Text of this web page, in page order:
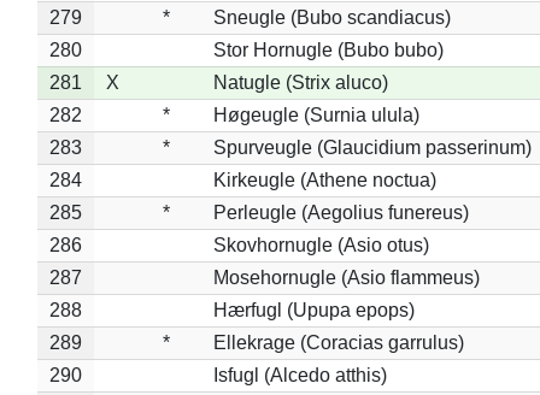
279
*
Sneugle (Bubo scandiacus)
280
Stor Hornugle (Bubo bubo)
281
X
Natugle (Strix aluco)
282
*
Høgeugle (Surnia ulula)
283
*
Spurveugle (Glaucidium passerinum)
284
Kirkeugle (Athene noctua)
285
*
Perleugle (Aegolius funereus)
286
Skovhornugle (Asio otus)
287
Mosehornugle (Asio flammeus)
288
Hærfugl (Upupa epops)
289
*
Ellekrage (Coracias garrulus)
290
Isfugl (Alcedo atthis)